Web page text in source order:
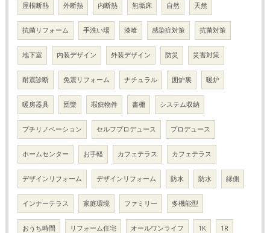
屋根断熱 外断熱 内断熱 無垢床 自然 天然
抗菌リフォーム 手洗い場 漆喰 感染症対策 抗菌対策
地下室 内装デザイン 外装デザイン 防災 災害対策
耐震診断 免震リフォーム ナチュラル 囲炉裏 暖炉
暖房器具 団欒 瑕疵物件 書棚 システム収納
プチリノベーション セルフプロデュース プロデュース
ホームセンター お手軽 カフェテラス カフェテラス
デザインリフォーム デザインリフォーム 防水 防水 縁側
インナーテラス 家庭環境 ファミリー 多機能型
おうち時間 リフォーム住宅 オールワンライフ 1K 1R